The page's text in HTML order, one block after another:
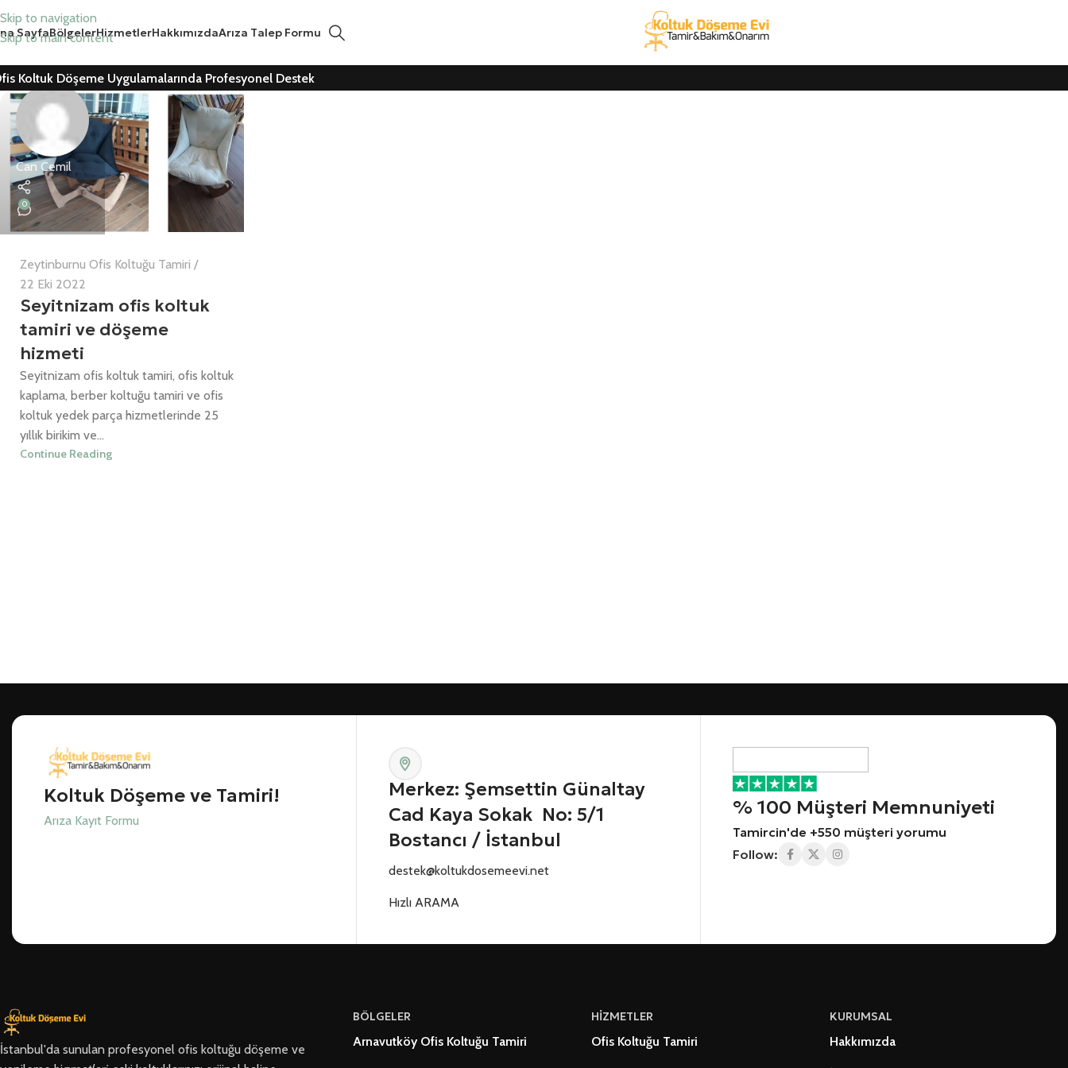
Skip to navigation
Skip to main content
SayfaBölgelerHizmetlerHakkımızdaArıza Talep Formu
Koltuk Döşeme Uygulamalarında Profesyonel Destek
Can Cemil
0
Zeytinburnu Ofis Koltuğu Tamiri
22 Eki 2022
Seyitnizam ofis koltuk
tamiri ve döşeme
hizmeti
Seyitnizam ofis koltuk tamiri, ofis koltuk
kaplama, berber koltuğu tamiri ve ofis
koltuk yedek parça hizmetlerinde 25
yıllık birikim ve...
Continue Reading
Koltuk Döşeme ve Tamiri!
Arıza Kayıt Formu
Merkez: Şemsettin Günaltay
Cad Kaya Sokak No: 5/1
Bostancı / İstanbul
destek@koltukdosemeevi.net
Hızlı ARAMA
% 100 Müşteri Memnuniyeti
Tamircin'de +550 müşteri yorumu
Follow:
İstanbul'da sunulan profesyonel ofis koltuğu döşeme ve
BÖLGELER
Arnavutköy Ofis Koltuğu Tamiri
HİZMETLER
Ofis Koltuğu Tamiri
KURUMSAL
Hakkımızda